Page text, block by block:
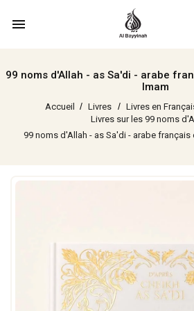
menu
99 noms d'Allah - as Sa'di - arabe
Imam
Accueil Livres Livres en
Livres sur les 99 noms
99 noms d'Allah - as Sa'di - arabe français